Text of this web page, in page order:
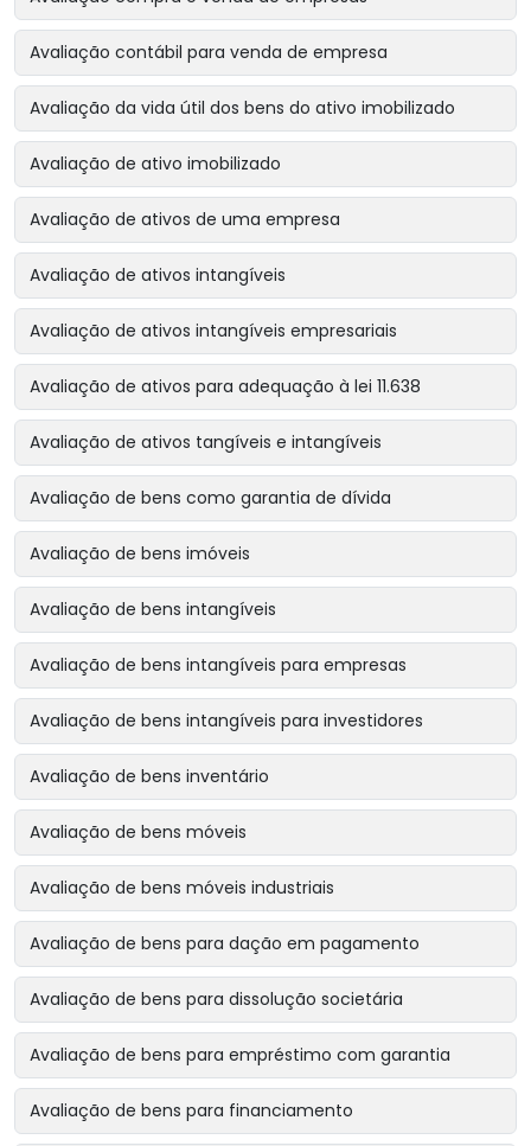
Avaliação contábil para venda de empresa
Avaliação da vida útil dos bens do ativo imobilizado
Avaliação de ativo imobilizado
Avaliação de ativos de uma empresa
Avaliação de ativos intangíveis
Avaliação de ativos intangíveis empresariais
Avaliação de ativos para adequação à lei 11.638
Avaliação de ativos tangíveis e intangíveis
Avaliação de bens como garantia de dívida
Avaliação de bens imóveis
Avaliação de bens intangíveis
Avaliação de bens intangíveis para empresas
Avaliação de bens intangíveis para investidores
Avaliação de bens inventário
Avaliação de bens móveis
Avaliação de bens móveis industriais
Avaliação de bens para dação em pagamento
Avaliação de bens para dissolução societária
Avaliação de bens para empréstimo com garantia
Avaliação de bens para financiamento